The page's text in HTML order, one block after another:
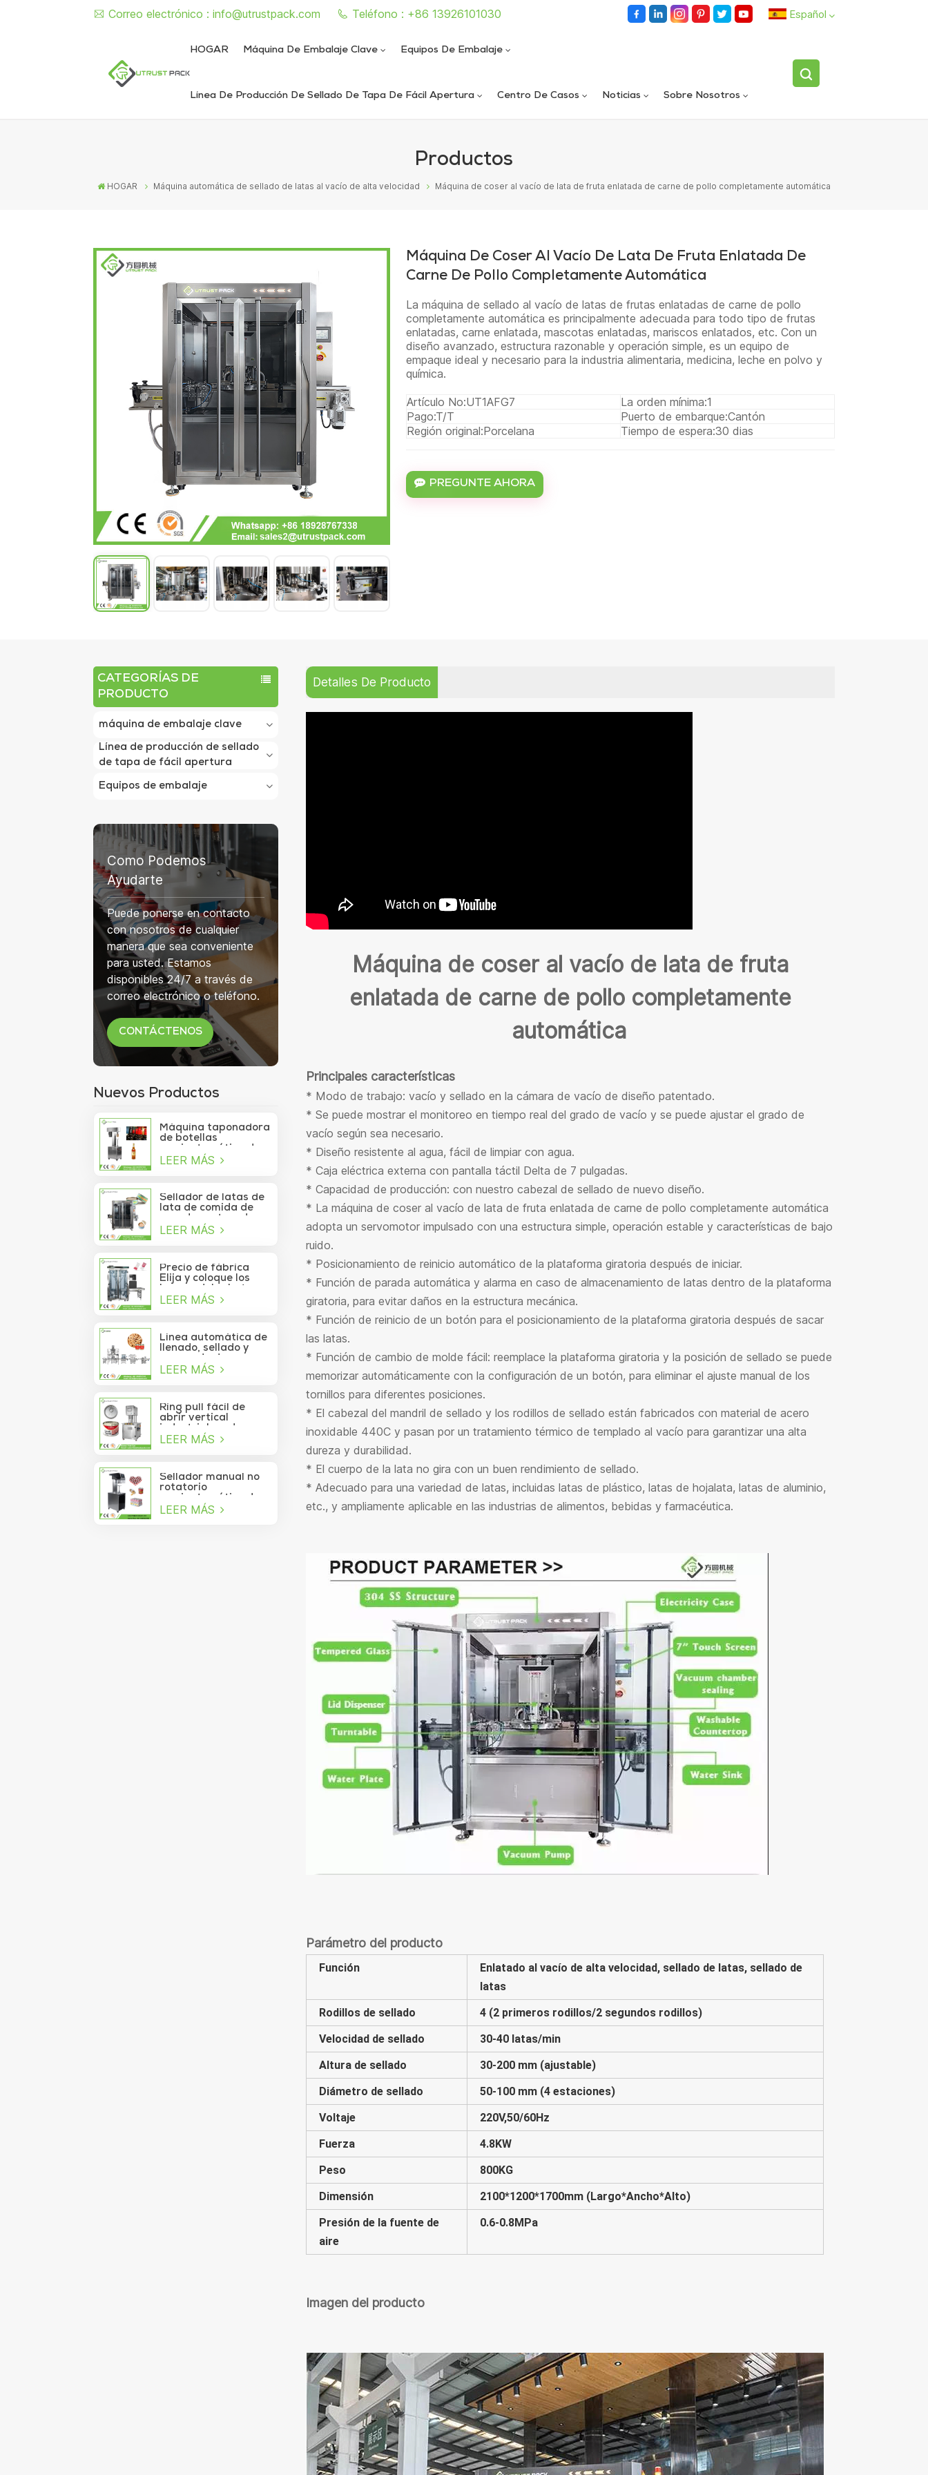
Correo electrónico : info@utrustpack.com Teléfono : +86 13926101030 Español
HOGAR Máquina De Embalaje Clave Equipos De Embalaje
Línea De Producción De Sellado De Tapa De Fácil Apertura Centro De Casos Noticias Sobre Nosotros
Productos
HOGAR Máquina automática de sellado de latas al vacío de alta velocidad Máquina de coser al vacío de lata de fruta enlatada de carne de pollo completamente automática
Máquina De Coser Al Vacío De Lata De Fruta Enlatada De
Carne De Pollo Completamente Automática
La máquina de sellado al vacío de latas de frutas enlatadas de carne de pollo
completamente automática es principalmente adecuada para todo tipo de frutas
enlatadas, carne enlatada, mascotas enlatadas, mariscos enlatados, etc. Con un
diseño avanzado, estructura razonable y operación simple, es un equipo de
empaque ideal y necesario para la industria alimentaria, medicina, leche en polvo y
química.
Artículo No:UT1AFG7 La orden mínima:1
Pago:T/T Puerto de embarque:Cantón
Región original:Porcelana Tiempo de espera:30 dias
PREGUNTE AHORA
CATEGORÍAS DE
PRODUCTO
máquina de embalaje clave
Línea de producción de sellado
de tapa de fácil apertura
Equipos de embalaje
Como Podemos
Ayudarte
Puede ponerse en contacto
con nosotros de cualquier
manera que sea conveniente
para usted. Estamos
disponibles 24/7 a través de
correo electrónico o teléfono.
CONTÁCTENOS
Nuevos Productos
Máquina taponadora
de botellas
semiautomática de
750 ml para botellas
LEER MÁS
Sellador de latas de
lata de comida de
mar de contenedor
de vacío de sardina
LEER MÁS
Precio de fábrica
Elija y coloque los
brazos del robot
Delta para la bolsita
LEER MÁS
Línea automática de
llenado, sellado y
alimentos para
LEER MÁS
Ring pull fácil de
abrir vertical
industrial cerdo
almuerzo pollo
al vacío
LEER MÁS
Sellador manual no
rotatorio
semiautomático de
latas de refrescos,
LEER MÁS
Detalles De Producto
Máquina de coser al vacío de lata de fruta
enlatada de carne de pollo completamente
automática
Principales características
* Modo de trabajo: vacío y sellado en la cámara de vacío de diseño patentado.
* Se puede mostrar el monitoreo en tiempo real del grado de vacío y se puede ajustar el grado de
vacío según sea necesario.
* Diseño resistente al agua, fácil de limpiar con agua.
* Caja eléctrica externa con pantalla táctil Delta de 7 pulgadas.
* Capacidad de producción: con nuestro cabezal de sellado de nuevo diseño.
* La máquina de coser al vacío de lata de fruta enlatada de carne de pollo completamente automática
adopta un servomotor impulsado con una estructura simple, operación estable y características de bajo
ruido.
* Posicionamiento de reinicio automático de la plataforma giratoria después de iniciar.
* Función de parada automática y alarma en caso de almacenamiento de latas dentro de la plataforma
giratoria, para evitar daños en la estructura mecánica.
* Función de reinicio de un botón para el posicionamiento de la plataforma giratoria después de sacar
las latas.
* Función de cambio de molde fácil: reemplace la plataforma giratoria y la posición de sellado se puede
memorizar automáticamente con la configuración de un botón, para eliminar el ajuste manual de los
tornillos para diferentes posiciones.
* El cabezal del mandril de sellado y los rodillos de sellado están fabricados con material de acero
inoxidable 440C y pasan por un tratamiento térmico de templado al vacío para garantizar una alta
dureza y durabilidad.
* El cuerpo de la lata no gira con un buen rendimiento de sellado.
* Adecuado para una variedad de latas, incluidas latas de plástico, latas de hojalata, latas de aluminio,
etc., y ampliamente aplicable en las industrias de alimentos, bebidas y farmacéutica.
Parámetro del producto
Función
Enlatado al vacío de alta velocidad, sellado de latas, sellado de
latas
Rodillos de sellado
4 (2 primeros rodillos/2 segundos rodillos)
Velocidad de sellado
30-40 latas/min
Altura de sellado
30-200 mm (ajustable)
Diámetro de sellado
50-100 mm (4 estaciones)
Voltaje
220V,50/60Hz
Fuerza
4.8KW
Peso
800KG
Dimensión
2100*1200*1700mm (Largo*Ancho*Alto)
Presión de la fuente de
aire
0.6-0.8MPa
Imagen del producto